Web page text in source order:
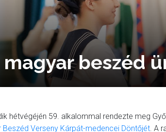
magyar beszéd
hétvégéjén 59. alkalommal rendezte meg
Beszéd Verseny Kárpát-medencei Döntőjét. A